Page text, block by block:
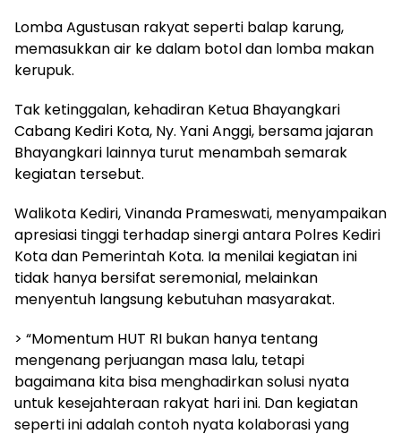
Lomba Agustusan rakyat seperti balap karung,
memasukkan air ke dalam botol dan lomba makan
kerupuk.
Tak ketinggalan, kehadiran Ketua Bhayangkari
Cabang Kediri Kota, Ny. Yani Anggi, bersama jajaran
Bhayangkari lainnya turut menambah semarak
kegiatan tersebut.
Walikota Kediri, Vinanda Prameswati, menyampaikan
apresiasi tinggi terhadap sinergi antara Polres Kediri
Kota dan Pemerintah Kota. Ia menilai kegiatan ini
tidak hanya bersifat seremonial, melainkan
menyentuh langsung kebutuhan masyarakat.
> “Momentum HUT RI bukan hanya tentang
mengenang perjuangan masa lalu, tetapi
bagaimana kita bisa menghadirkan solusi nyata
untuk kesejahteraan rakyat hari ini. Dan kegiatan
seperti ini adalah contoh nyata kolaborasi yang